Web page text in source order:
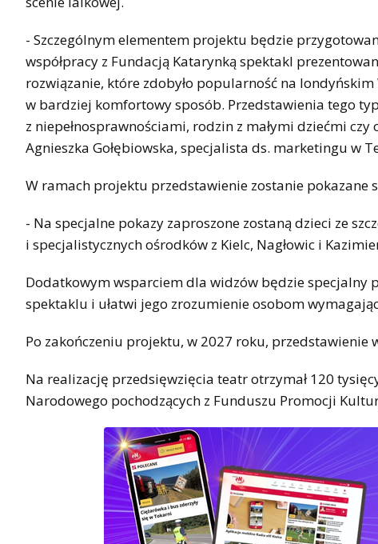
- Szczególnym elementem projektu będzie
współpracy z Fundacją Katarynką spektakl
rozwiązanie, które zdobyło popularność na
w bardziej komfortowy sposób. Przedstawienia tego
z niepełnosprawnościami, rodzin z małymi dziećmi
Agnieszka Gołębiowska, specjalista ds. marketingu w
W ramach projektu przedstawienie zostanie pokazane
- Na specjalne pokazy zaproszone zostaną dzieci ze
i specjalistycznych ośrodków z Kielc, Nagłowic i
Dodatkowym wsparciem dla widzów będzie
spektaklu i ułatwi jego zrozumienie osobom
Po zakończeniu projektu, w 2027 roku, przedstawienie
Na realizację przedsięwzięcia teatr otrzymał 120
Narodowego pochodzących z Funduszu Promocji